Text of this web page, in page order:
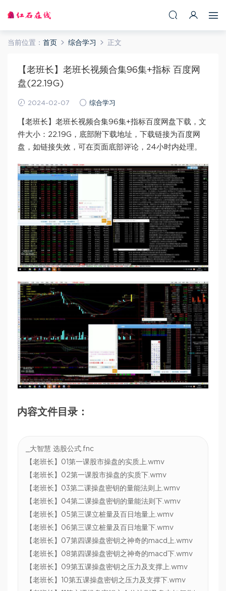
当前位置： 首页 综合学习 正文
【老班长】老班长视频合集96集+指标 百度网
盘(22.19G)
2024-02-07 综合学习
【老班长】老班长视频合集96集+指标百度网盘下载，文
件大小：22.19G，底部附下载地址，下载链接为百度网
盘，如链接失效，可在页面底部评论，24小时内处理。
内容文件目录：
_大智慧 选股公式.fnc
【老班长】01第一课股市操盘的实质上.wmv
【老班长】02第一课股市操盘的实质下.wmv
【老班长】03第二课操盘密钥的量能法则上.wmv
【老班长】04第二课操盘密钥的量能法则下.wmv
【老班长】05第三课立桩量及百日地量上.wmv
【老班长】06第三课立桩量及百日地量下.wmv
【老班长】07第四课操盘密钥之神奇的macd上.wmv
【老班长】08第四课操盘密钥之神奇的macd下.wmv
【老班长】09第五课操盘密钥之压力及支撑上.wmv
【老班长】10第五课操盘密钥之压力及支撑下.wmv